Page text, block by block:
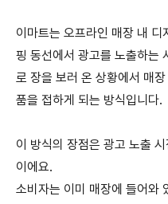
이마트는 오프라인 매장 내
핑 동선에서 광고를 노출하는
로 장을 보러 온 상황에서 매
품을 접하게 되는 방식입니다.
이 방식의 장점은 광고 노출
이에요.
소비자는 이미 매장에 들어와